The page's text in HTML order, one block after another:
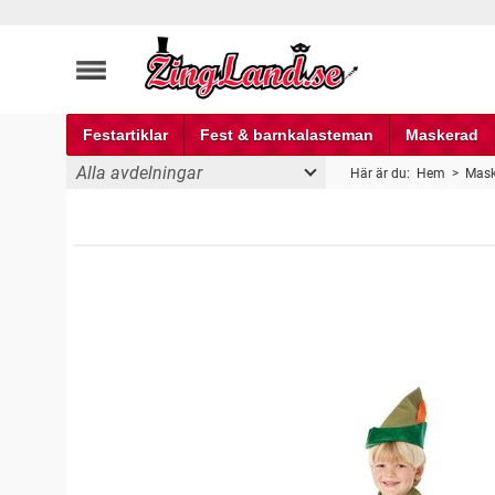
Festartiklar Fest & barnkalasteman Maskerad
Alla avdelningar Här är du: Hem >